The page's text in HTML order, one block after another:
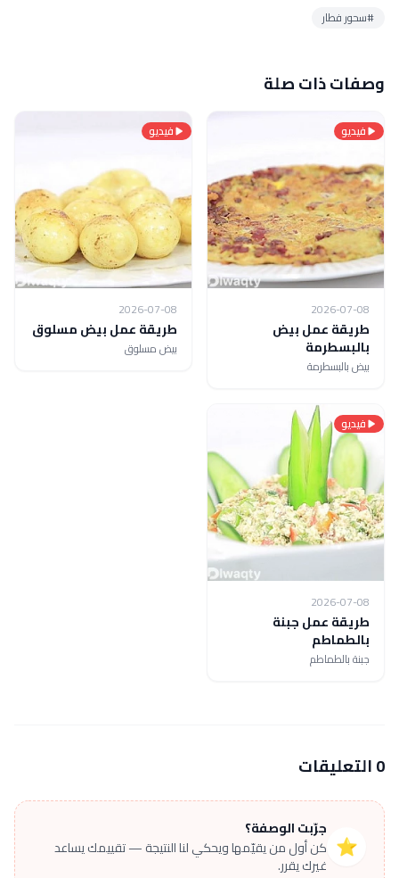
#سحور فطار
وصفات ذات صلة
فيديو
2026-07-08
طريقة عمل بيض
بالبسطرمة
بيض بالبسطرمة
فيديو
2026-07-08
طريقة عمل بيض مسلوق
بيض مسلوق
فيديو
2026-07-08
طريقة عمل جبنة
بالطماطم
جبنة بالطماطم
0 التعليقات
⭐
جرّبت الوصفة؟
كن أول من يقيّمها ويحكي لنا النتيجة — تقييمك يساعد
غيرك يقرر.